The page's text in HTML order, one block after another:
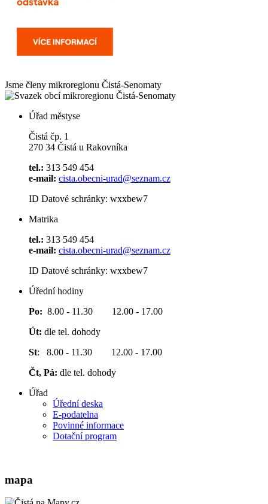
Jsme členy mikroregionu Čistá-Senomaty
Úřad městyse
Čistá čp. 1
270 34 Čistá u Rakovníka
tel.: 313 549 454
e-mail: cista.obecni-urad@seznam.cz
ID Datové schránky: wxxbew7
Matrika
tel.: 313 549 454
e-mail: cista.obecni-urad@seznam.cz
ID Datové schránky: wxxbew7
Úřední hodiny
Po: 8.00 - 11.30 12.00 - 17.00
Út: dle tel. dohody
St: 8.00 - 11.30 12.00 - 17.00
Čt, Pá: dle tel. dohody
Úřad
Úřední deska
E-podatelna
Povinné informace
Dotační program
mapa